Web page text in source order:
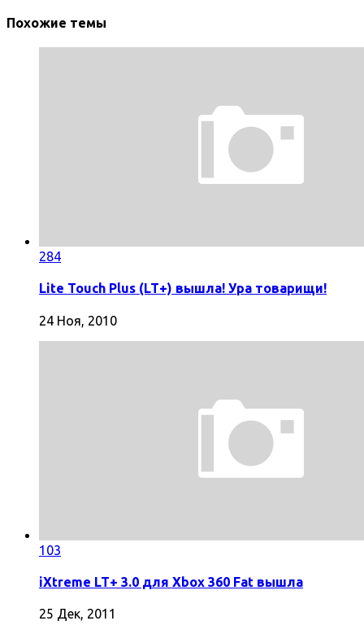
Похожие темы
284
Lite Touch Plus (LT+) вышла! Ура товарищи!
24 Ноя, 2010
103
iXtreme LT+ 3.0 для Xbox 360 Fat вышла
25 Дек, 2011